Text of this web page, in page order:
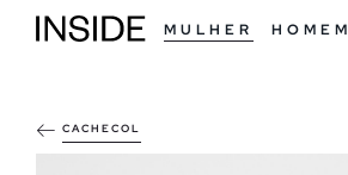
MULHER HOMEM
CACHECOL